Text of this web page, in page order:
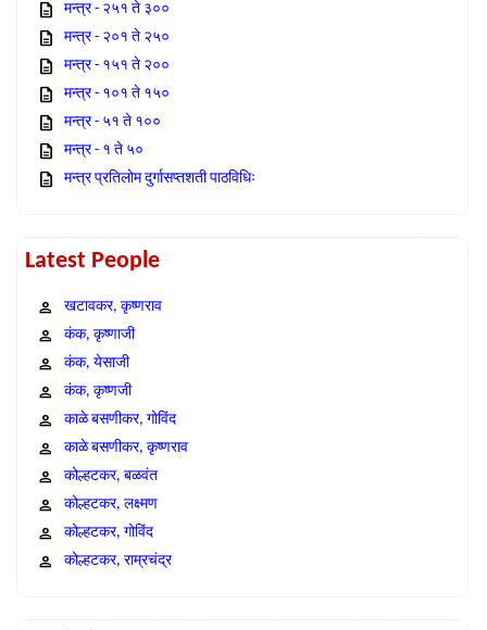
मन्त्र - २५१ ते ३००
मन्त्र - २०१ ते २५०
मन्त्र - १५१ ते २००
मन्त्र - १०१ ते १५०
मन्त्र - ५१ ते १००
मन्त्र - १ ते ५०
मन्त्र प्रतिलोम दुर्गासप्तशती पाठविधिः
Latest People
खटावकर, कृष्णराव
कंक, कृष्णाजी
कंक, येसाजी
कंक, कृष्णजी
काळे बसणीकर, गोविंद
काळे बसणीकर, कृष्णराव
कोल्हटकर, बळवंत
कोल्हटकर, लक्ष्मण
कोल्हटकर, गोविंद
कोल्हटकर, राम्रचंद्र